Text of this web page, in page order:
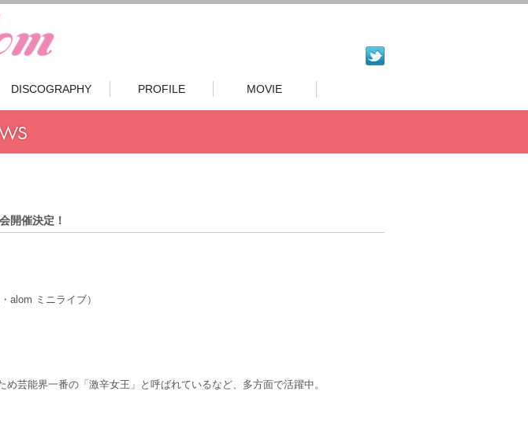
DISCOGRAPHY PROFILE MOVIE
開催決定！
ミニライブ）
芸能界一番の「激辛女王」と呼ばれているなど、多方面で活躍中。